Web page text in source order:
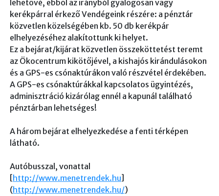
lehetővé, ebből az irányból gyalogosan vagy
kerékpárral érkező Vendégeink részére: a pénztár
közvetlen közelségében kb. 50 db kerékpár
elhelyezéséhez alakítottunk ki helyet.
Ez a bejárat/kijárat közvetlen összeköttetést teremt
az Ökocentrum kikötőjével, a kishajós kirándulásokon
és a GPS-es csónaktúrákon való részvétel érdekében.
A GPS-es csónaktúrákkal kapcsolatos ügyintézés,
adminisztráció kizárólag ennél a kapunál található
pénztárban lehetséges!
A három bejárat elhelyezkedése a fenti térképen
látható.
Autóbusszal, vonattal
[http://www.menetrendek.hu]
(http://www.menetrendek.hu/)